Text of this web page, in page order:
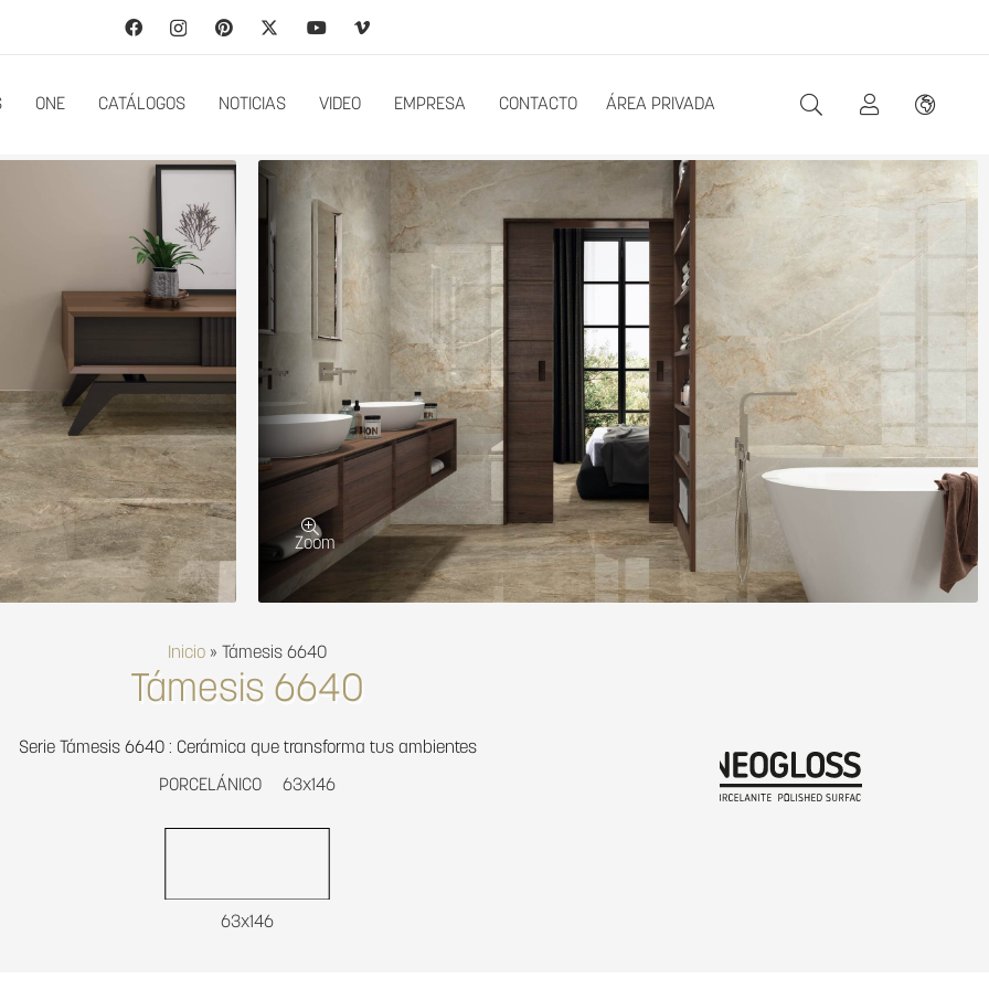
ONE CATÁLOGOS NOTICIAS VIDEO EMPRESA CONTACTO ÁREA PRIVADA
Zoom
Inicio » Támesis 6640
Támesis 6640
Serie Támesis 6640 : Cerámica que transforma tus ambientes
PORCELÁNICO 63x146
63x146